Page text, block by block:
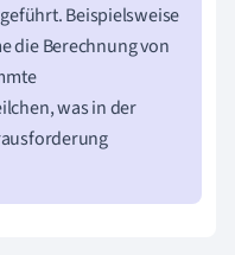
Beispielsweise
die Berechnung von
was in der